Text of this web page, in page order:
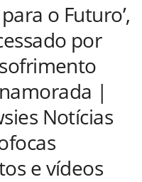
o Futuro’,
por
|
Notícias
e vídeos